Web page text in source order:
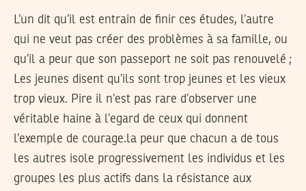
L’un dit qu’il est entrain de finir ces études, l’autre
qui ne veut pas créer des problèmes à sa famille, ou
qu’il a peur que son passeport ne soit pas renouvelé ;
Les jeunes disent qu’ils sont trop jeunes et les vieux
trop vieux. Pire il n’est pas rare d’observer une
véritable haine à l’egard de ceux qui donnent
l’exemple de courage.la peur que chacun a de tous
les autres isole progressivement les individus et les
groupes les plus actifs dans la résistance aux